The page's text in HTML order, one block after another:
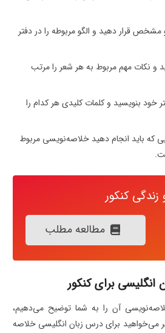
قرار دهید و الگو مربوطه را در دفتر
و نکات مهم مربوط به هر شعر را مرتب
خود بنویسید و کلمات کلیدی هر کدام را
که باید انجام دهید خلاصه‌نویسی مربوط
کنکور
مطالعه مطلب
آن را به شما توضیح می‌دهیم،
می‌خواهید برای درس زبان انگلیسی خلاصه‌